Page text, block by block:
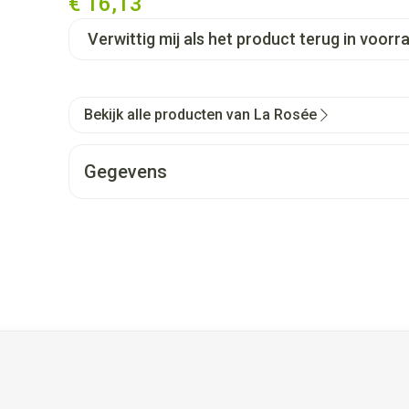
Verwittig mij als het product terug in
Bekijk alle producten van La Rosée
Gegevens